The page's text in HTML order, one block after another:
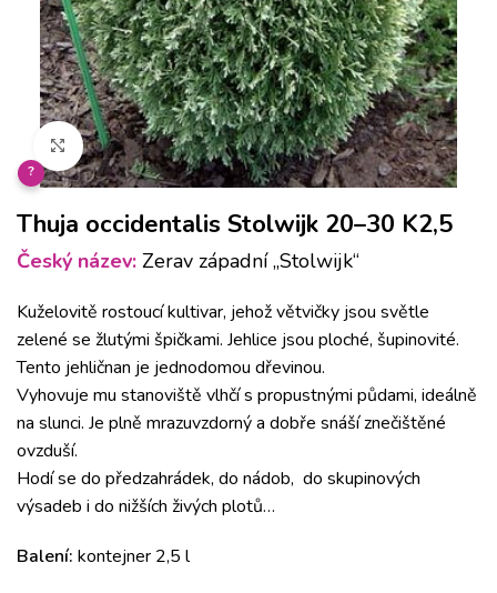
Klikněte pro zvětšení
?
Thuja occidentalis Stolwijk 20–30 K2,5
Český název: Zerav západní „Stolwijk“
Kuželovitě rostoucí kultivar, jehož větvičky jsou světle
zelené se žlutými špičkami. Jehlice jsou ploché, šupinovité.
Tento jehličnan je jednodomou dřevinou.
Vyhovuje mu stanoviště vlhčí s propustnými půdami, ideálně
na slunci. Je plně mrazuvzdorný a dobře snáší znečištěné
ovzduší.
Hodí se do předzahrádek, do nádob, do skupinových
výsadeb i do nižších živých plotů…
Balení: kontejner 2,5 l